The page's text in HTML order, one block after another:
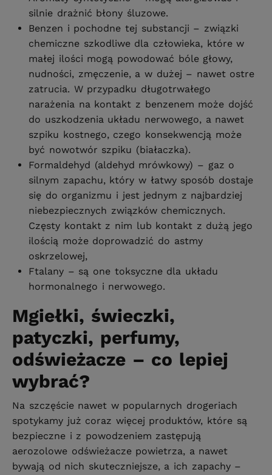
silnie drażnić błony śluzowe.
Benzen i pochodne tej substancji – związki
chemiczne szkodliwe dla człowieka, które w
małej ilości mogą powodować bóle głowy,
nudności, zmęczenie, a w dużej – nawet ostre
zatrucia. W przypadku długotrwałego
narażenia na kontakt z benzenem może dojść
do uszkodzenia układu nerwowego, a nawet
szpiku kostnego, czego konsekwencją może
być nowotwór szpiku (białaczka).
Formaldehyd (aldehyd mrówkowy) – gaz o
silnym zapachu, który w łatwy sposób dostaje
się do organizmu i jest jednym z najbardziej
niebezpiecznych związków chemicznych.
Częsty kontakt z nim lub kontakt z dużą jego
ilością może doprowadzić do astmy
oskrzelowej,
Ftalany – są one toksyczne dla układu
hormonalnego i nerwowego.
Mgiełki, świeczki,
patyczki, perfumy,
odświeżacze – co lepiej
wybrać?
Na szczęście nawet w popularnych drogeriach
spotykamy już coraz więcej produktów, które są
bezpieczne i z powodzeniem zastępują
aerozolowe odświeżacze powietrza, a nawet
bywają od nich skuteczniejsze, a ich zapachy –